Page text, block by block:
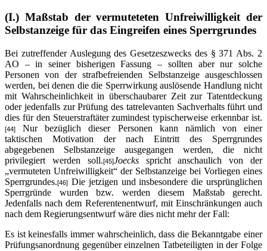
(I.) Maßstab der vermuteteten Unfreiwilligkeit der
Selbstanzeige für das Eingreifen eines Sperrgrundes
Bei zutreffender Auslegung des Gesetzeszwecks des § 371 Abs. 2
AO – in seiner bisherigen Fassung – sollten aber nur solche
Personen von der strafbefreienden Selbstanzeige ausgeschlossen
werden, bei denen die die Sperrwirkung auslösende Handlung nicht
mit Wahrscheinlichkeit in überschaubarer Zeit zur Tatentdeckung
oder jedenfalls zur Prüfung des tatrelevanten Sachverhalts führt und
dies für den Steuerstraftäter zumindest typischerweise erkennbar ist.
[44]
Nur bezüglich dieser Personen kann nämlich von einer
taktischen Motivation der nach Eintritt des Sperrgrundes
abgegebenen Selbstanzeige ausgegangen werden, die nicht
privilegiert werden soll.[45]Joecksspricht anschaulich von der
„vermuteten Unfreiwilligkeit“ der Selbstanzeige bei Vorliegen eines
Sperrgrundes.[46] Die jetzigen und insbesondere die ursprünglichen
Sperrgründe wurden bzw. werden diesem Maßstab gerecht.
Jedenfalls nach dem Referentenentwurf, mit Einschränkungen auch
nach dem Regierungsentwurf wäre dies nicht mehr der Fall:
Es ist keinesfalls immer wahrscheinlich, dass die Bekanntgabe einer
Prüfungsanordnung gegenüber einzelnen Tatbeteiligten in der Folge